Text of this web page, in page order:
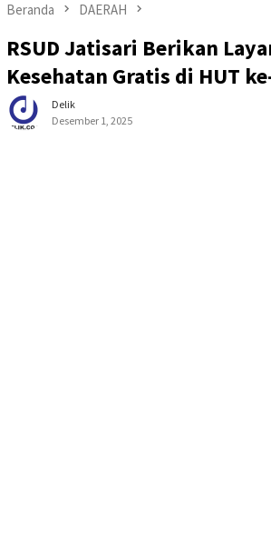
Beranda DAERAH
RSUD Jatisari Berikan
Kesehatan Gratis di HUT
Delik
Desember 1, 2025